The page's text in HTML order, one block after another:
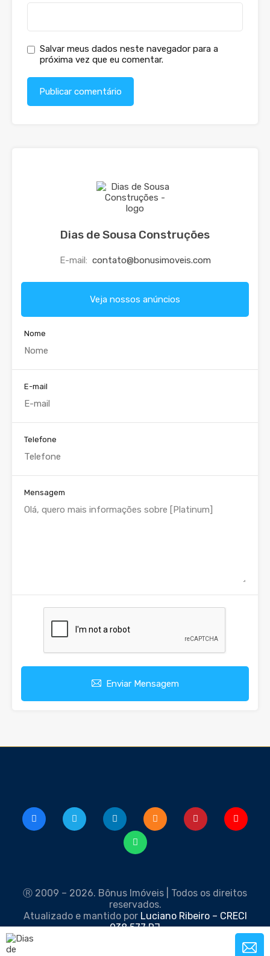
Salvar meus dados neste navegador para a
próxima vez que eu comentar.
Dias de Sousa Construções
E-mail: contato@bonusimoveis.com
Veja nossos anúncios
Nome
E-mail
Telefone
Mensagem
Enviar Mensagem
Ⓡ 2009 – 2026. Bônus Imóveis | Todos os direitos
reservados.
Atualizado e mantido por Luciano Ribeiro – CRECI
038.577 RJ